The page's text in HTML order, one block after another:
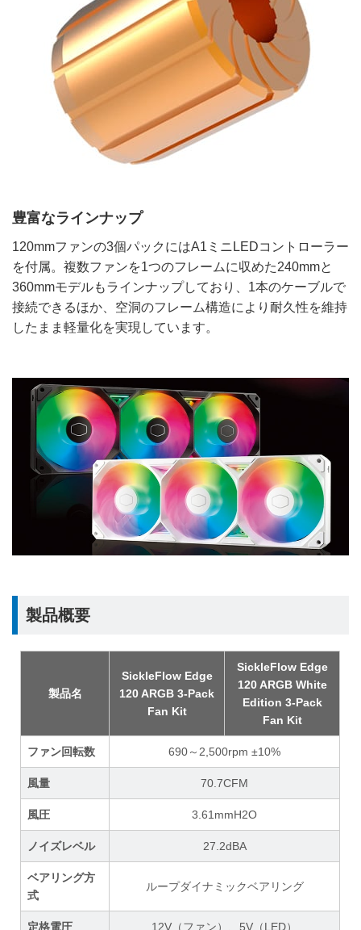
豊富なラインナップ
120mmファンの3個パックにはA1ミニLEDコントローラー
を付属。複数ファンを1つのフレームに収めた240mmと
360mmモデルもラインナップしており、1本のケーブルで
接続できるほか、空洞のフレーム構造により耐久性を維持
したまま軽量化を実現しています。
製品概要
製品名
SickleFlow Edge
120 ARGB 3-Pack
Fan Kit
SickleFlow Edge
120 ARGB White
Edition 3-Pack
Fan Kit
ファン回転数 690～2,500rpm ±10%
風量 70.7CFM
風圧 3.61mmH2O
ノイズレベル 27.2dBA
ベアリング方
式
ループダイナミックベアリング
定格電圧 12V（ファン）、5V（LED）